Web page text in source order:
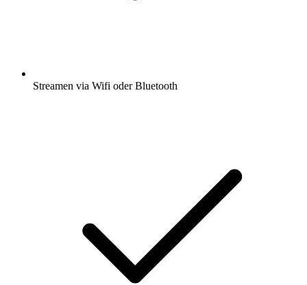
Streamen via Wifi oder Bluetooth